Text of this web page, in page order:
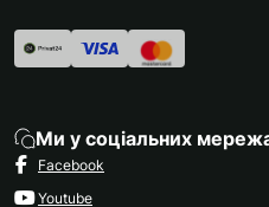
Ми у соціальних
Facebook
Youtube